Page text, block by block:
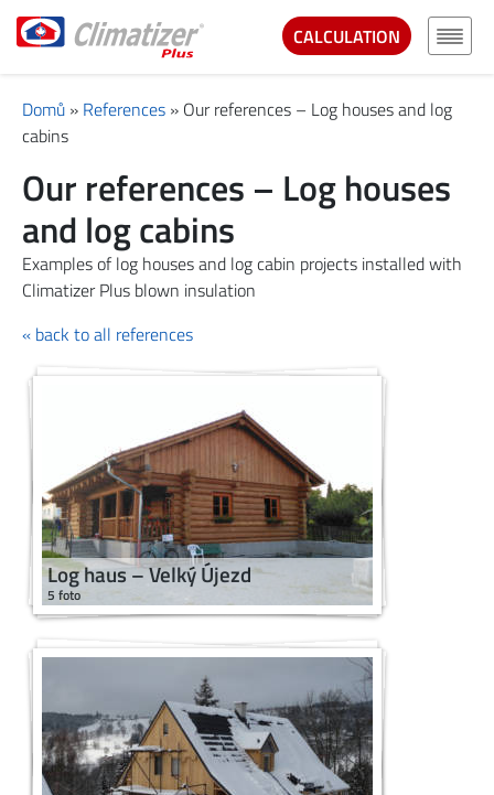
CALCULATION
Domů » References » Our references – Log houses and log
cabins
Our references – Log houses
and log cabins
Examples of log houses and log cabin projects installed with
Climatizer Plus blown insulation
« back to all references
Log haus – Velký Újezd
5 foto